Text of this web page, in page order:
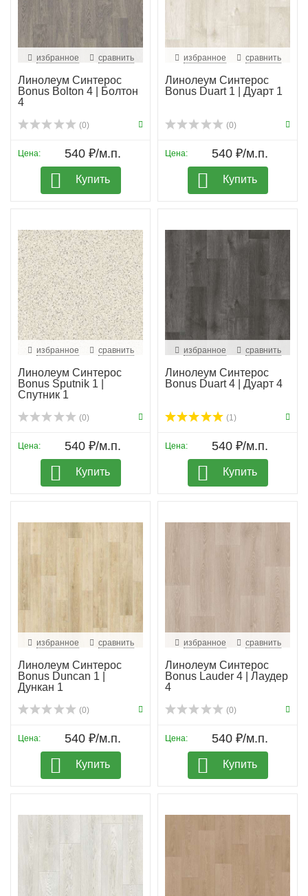
избранное сравнить
Линолеум Синтерос
Bonus Bolton 4 | Болтон
4
(0)
Цена: 540 ₽/м.п.
Купить
избранное сравнить
Линолеум Синтерос
Bonus Duart 1 | Дуарт 1
(0)
Цена: 540 ₽/м.п.
Купить
избранное сравнить
Линолеум Синтерос
Bonus Sputnik 1 |
Спутник 1
(0)
Цена: 540 ₽/м.п.
Купить
избранное сравнить
Линолеум Синтерос
Bonus Duart 4 | Дуарт 4
(1)
Цена: 540 ₽/м.п.
Купить
избранное сравнить
Линолеум Синтерос
Bonus Duncan 1 |
Дункан 1
(0)
Цена: 540 ₽/м.п.
Купить
избранное сравнить
Линолеум Синтерос
Bonus Lauder 4 | Лаудер
4
(0)
Цена: 540 ₽/м.п.
Купить